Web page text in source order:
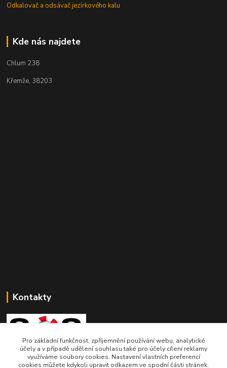
Odkalovač a odsávač jezírkového kalu
Kde nás najdete
Chlum 238
Křemže, 38203
Kontakty
SOSjezirka.cz
Pro základní funkčnost, zpříjemnění používání webu, analytické
účely a v případě udělení souhlasu také pro účely cílení reklamy
využíváme soubory cookies. Nastavení vlastních preferencí
cookies můžete kdykoli upravit odkazem ve spodní části stránek.